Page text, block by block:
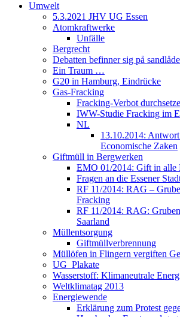
Umwelt
5.3.2021 JHV UG Essen
Atomkraftwerke
Unfälle
Bergrecht
Debatten befinner sig på
Ein Traum …
G20 in Hamburg, Eindrücke
Gas-Fracking
Fracking-Verbot
IWW-Studie Fracking im
NL
13.10.2014:
Economische Zaken
Giftmüll in Bergwerken
EMO 01/2014: Gift in alle
Fragen an die Essener
RF 11/2014: RAG –
Fracking
RF 11/2014: RAG:
Saarland
Müllentsorgung
Giftmüllverbrennung
Müllöfen in Flingern vergiften
UG_Plakate
Wasserstoff: Klimaneutrale
Weltklimatag 2013
Energiewende
Erklärung zum Protest